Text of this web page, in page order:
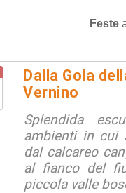
Feste
Dalla Gola
Vernino
Splendida
ambienti in cui
dal calcareo
al fianco del
piccola valle